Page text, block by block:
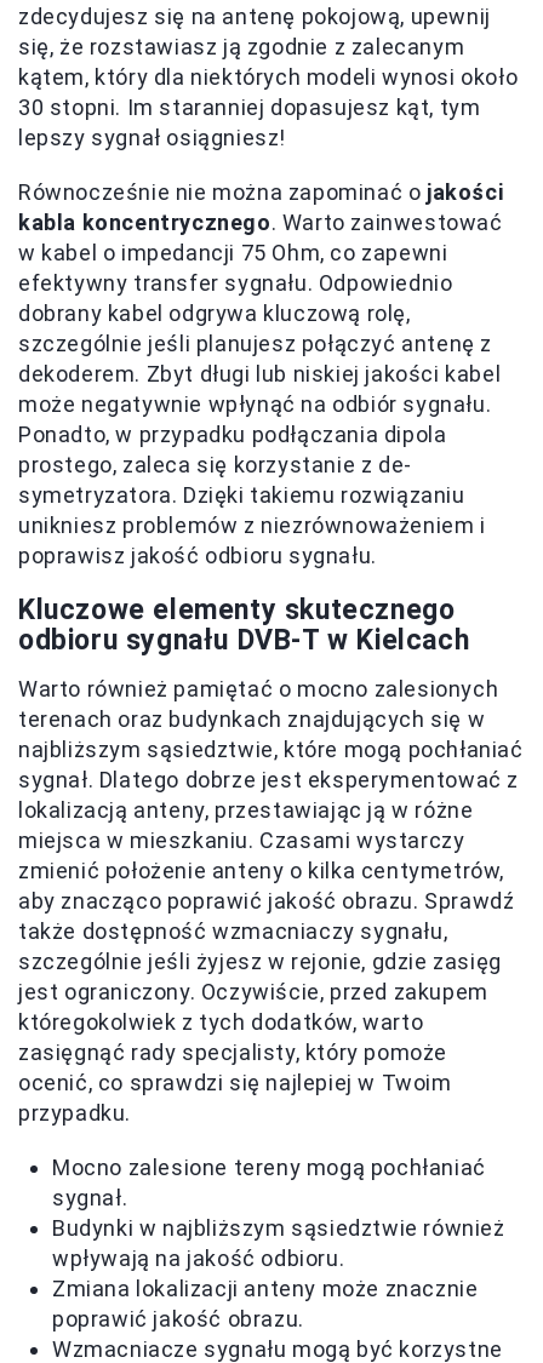
zdecydujesz się na antenę pokojową, upewnij
się, że rozstawiasz ją zgodnie z zalecanym
kątem, który dla niektórych modeli wynosi około
30 stopni. Im staranniej dopasujesz kąt, tym
lepszy sygnał osiągniesz!
Równocześnie nie można zapominać o jakości
kabla koncentrycznego. Warto zainwestować
w kabel o impedancji 75 Ohm, co zapewni
efektywny transfer sygnału. Odpowiednio
dobrany kabel odgrywa kluczową rolę,
szczególnie jeśli planujesz połączyć antenę z
dekoderem. Zbyt długi lub niskiej jakości kabel
może negatywnie wpłynąć na odbiór sygnału.
Ponadto, w przypadku podłączania dipola
prostego, zaleca się korzystanie z de-
symetryzatora. Dzięki takiemu rozwiązaniu
unikniesz problemów z niezrównoważeniem i
poprawisz jakość odbioru sygnału.
Kluczowe elementy skutecznego
odbioru sygnału DVB-T w Kielcach
Warto również pamiętać o mocno zalesionych
terenach oraz budynkach znajdujących się w
najbliższym sąsiedztwie, które mogą pochłaniać
sygnał. Dlatego dobrze jest eksperymentować z
lokalizacją anteny, przestawiając ją w różne
miejsca w mieszkaniu. Czasami wystarczy
zmienić położenie anteny o kilka centymetrów,
aby znacząco poprawić jakość obrazu. Sprawdź
także dostępność wzmacniaczy sygnału,
szczególnie jeśli żyjesz w rejonie, gdzie zasięg
jest ograniczony. Oczywiście, przed zakupem
któregokolwiek z tych dodatków, warto
zasięgnąć rady specjalisty, który pomoże
ocenić, co sprawdzi się najlepiej w Twoim
przypadku.
Mocno zalesione tereny mogą pochłaniać
sygnał.
Budynki w najbliższym sąsiedztwie również
wpływają na jakość odbioru.
Zmiana lokalizacji anteny może znacznie
poprawić jakość obrazu.
Wzmacniacze sygnału mogą być korzystne